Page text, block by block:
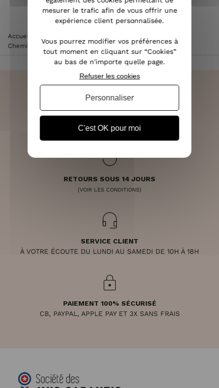
Accueil
Chemisier satiné zébré camel et noir liseré doré
LIVRAISON RAPIDE
OFFERTE DÈS 70€
RETOURS SOUS 14 JOURS
(VOIR LES CONDITIONS)
SERVICE CLIENT
À VOTRE ÉCOUTE DU LUNDI AU SAMEDI DE 10H À 18H
PAIEMENT 100% SÉCURISÉ
CB, PAYPAL, APPLE PAY ET 3X SANS FRAIS
mesurer le trafic afin de vous offrir une
expérience client personnalisée.
Vous pourrez modifier vos préférences à
tout moment en cliquant sur “Cookies”
au bas de n'importe quelle page.
C'est OK pour moi
Refuser les cookies
Personnaliser